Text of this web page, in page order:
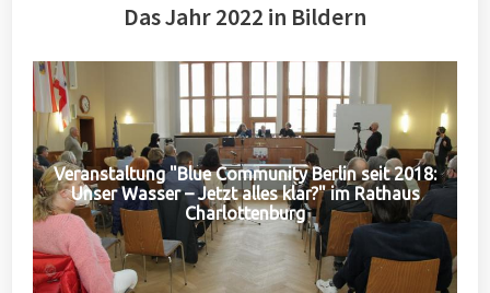
Das Jahr 2022 in Bildern
Veranstaltung "Blue Community Berlin seit 2018:
Unser Wasser – Jetzt alles klar?" im Rathaus
Charlottenburg